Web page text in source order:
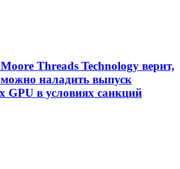
Threads Technology верит,
наладить выпуск
GPU в условиях санкций